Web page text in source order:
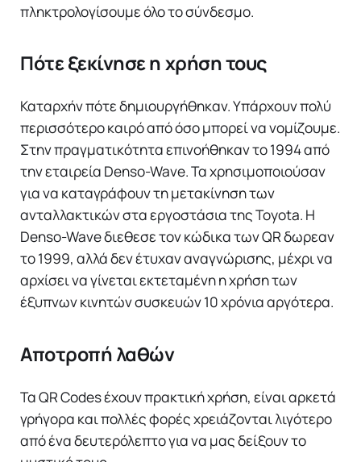
πληκτρολογίσουμε όλο το σύνδεσμο.
Πότε ξεκίνησε η χρήση τους
Καταρχήν πότε δημιουργήθηκαν. Υπάρχουν πολύ
περισσότερο καιρό από όσο μπορεί να νομίζουμε.
Στην πραγματικότητα επινοήθηκαν το 1994 από
την εταιρεία Denso-Wave. Τα χρησιμοποιούσαν
για να καταγράφουν τη μετακίνηση των
ανταλλακτικών στα εργοστάσια της Toyota. Η
Denso-Wave διεθεσε τον κώδικα των QR δωρεαν
το 1999, αλλά δεν έτυχαν αναγνώρισης, μέχρι να
αρχίσει να γίνεται εκτεταμένη η χρήση των
έξυπνων κινητών συσκευών 10 χρόνια αργότερα.
Αποτροπή λαθών
Τα QR Codes έχουν πρακτική χρήση, είναι αρκετά
γρήγορα και πολλές φορές χρειάζονται λιγότερο
από ένα δευτερόλεπτο για να μας δείξουν το